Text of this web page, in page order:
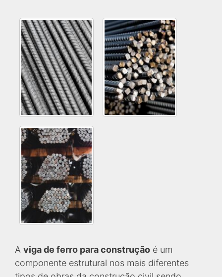
A viga de ferro para construção é um
componente estrutural nos mais diferentes